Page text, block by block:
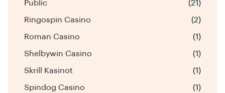
Public (21)
Ringospin Casino (2)
Roman Casino (1)
Shelbywin Casino (1)
Skrill Kasinot (1)
Spindog Casino (1)